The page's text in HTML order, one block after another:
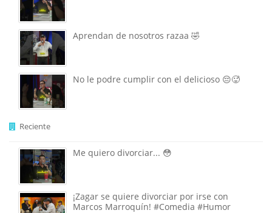
Aprendan de nosotros razaa 🤣
No le podre cumplir con el delicioso 😔🥵
Reciente
Me quiero divorciar... 😳
¡Zagar se quiere divorciar por irse con
Marcos Marroquín! #Comedia #Humor